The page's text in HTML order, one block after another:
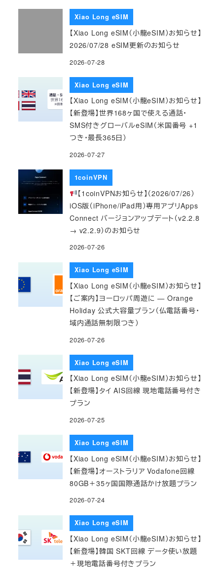
Xiao Long eSIM
【Xiao Long eSIM（小龍eSIM）お知らせ】
2026/07/28 eSIM更新のお知らせ
2026-07-28
Xiao Long eSIM
【Xiao Long eSIM（小龍eSIM）お知らせ】
【新登場】世界168ヶ国で使える通話・
SMS付きグローバルeSIM（米国番号 +1
つき・最長365日）
2026-07-27
1coinVPN
【1coinVPNお知らせ】（2026/07/26）
iOS版（iPhone/iPad用）専用アプリApps
Connect バージョンアップデート（v2.2.8
→ v2.2.9）のお知らせ
2026-07-26
Xiao Long eSIM
【Xiao Long eSIM（小龍eSIM）お知らせ】
【ご案内】ヨーロッパ周遊に — Orange
Holiday 公式大容量プラン（仏電話番号・
域内通話無制限つき）
2026-07-26
Xiao Long eSIM
【Xiao Long eSIM（小龍eSIM）お知らせ】
【新登場】タイ AIS回線 現地電話番号付き
プラン
2026-07-25
Xiao Long eSIM
【Xiao Long eSIM（小龍eSIM）お知らせ】
【新登場】オーストラリア Vodafone回線
80GB＋35ヶ国国際通話かけ放題プラン
2026-07-24
Xiao Long eSIM
【Xiao Long eSIM（小龍eSIM）お知らせ】
【新登場】韓国 SKT回線 データ使い放題
＋現地電話番号付きプラン